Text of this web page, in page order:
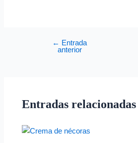
← Entrada
anterior
Entradas relacionadas